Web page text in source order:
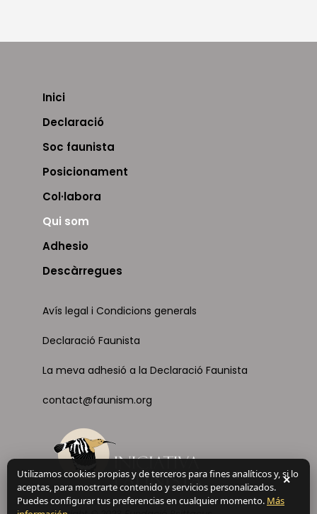
Inici
Declaració
Soc faunista
Posicionament
Col·labora
Qui som
Adhesio
Descàrregues
Avís legal i Condicions generals
Declaració Faunista
La meva adhesió a la Declaració Faunista
contact@faunism.org
×
Utilizamos cookies propias y de terceros para fines analíticos y, si lo
aceptas, para mostrarte contenido y servicios personalizados.
Puedes configurar tus preferencias en cualquier momento. Más